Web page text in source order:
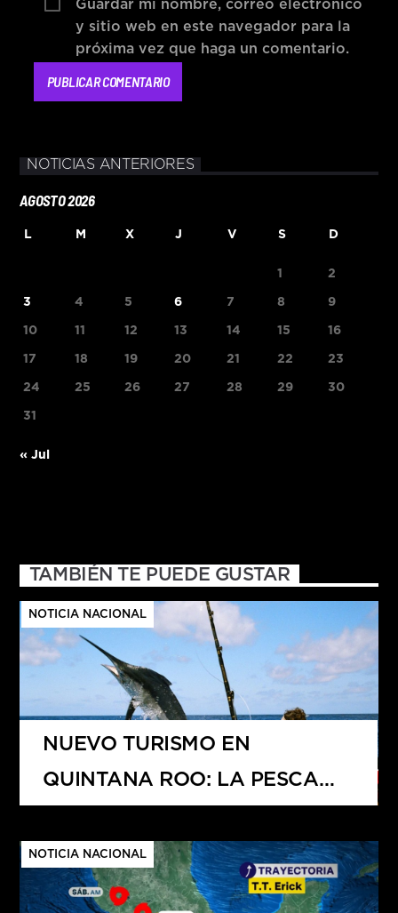
Guardar mi nombre, correo electrónico
y sitio web en este navegador para la
próxima vez que haga un comentario.
NOTICIAS ANTERIORES
AGOSTO 2026
L M X J V S D
1 2
3 4 5 6 7 8 9
10 11 12 13 14 15 16
17 18 19 20 21 22 23
24 25 26 27 28 29 30
31
« Jul
TAMBIÉN TE PUEDE GUSTAR
NOTICIA NACIONAL
NUEVO TURISMO EN
QUINTANA ROO: LA PESCA
NOTICIA NACIONAL